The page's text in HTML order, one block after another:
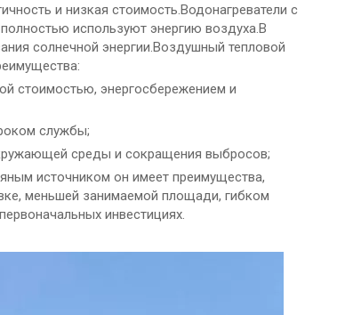
и низкая стоимость.Водонагреватели с
используют энергию воздуха.В
солнечной энергии.Воздушный тепловой
стоимостью, энергосбережением и
службы;
среды и сокращения выбросов;
источником он имеет преимущества,
меньшей занимаемой площади, гибком
инвестициях.